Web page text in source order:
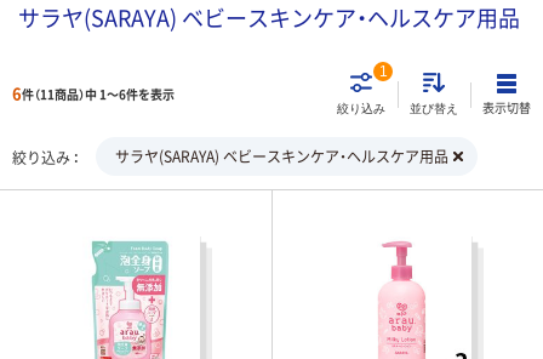
サラヤ(SARAYA) ベビースキンケア・ヘルスケア用品
6件（11商品）中 1～6件を表示
絞り込み
1
並び替え 表示切替
絞り込み サラヤ(SARAYA) ベビースキンケア・ヘルスケア用品